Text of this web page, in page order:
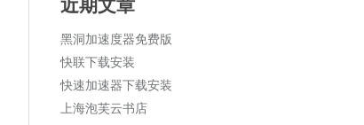
黑洞加速度器免费版
快联下载安装
快速加速器下载安装
上海泡芙云书店